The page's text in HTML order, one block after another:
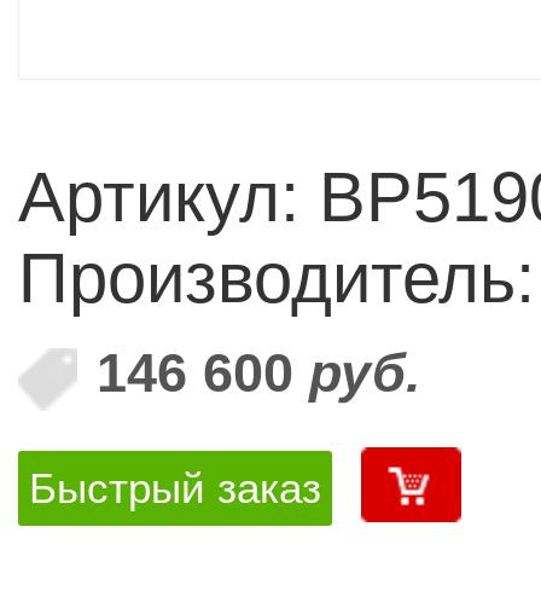
Артикул:
146 600 руб.
Быстрый заказ